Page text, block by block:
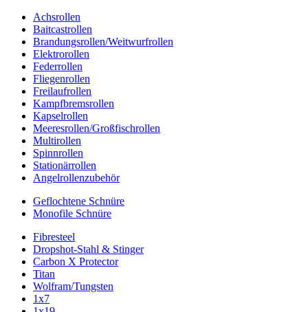
Achsrollen
Baitcastrollen
Brandungsrollen/Weitwurfrollen
Elektrorollen
Federrollen
Fliegenrollen
Freilaufrollen
Kampfbremsrollen
Kapselrollen
Meeresrollen/Großfischrollen
Multirollen
Spinnrollen
Stationärrollen
Angelrollenzubehör
Geflochtene Schnüre
Monofile Schnüre
Fibresteel
Dropshot-Stahl & Stinger
Carbon X Protector
Titan
Wolfram/Tungsten
1x7